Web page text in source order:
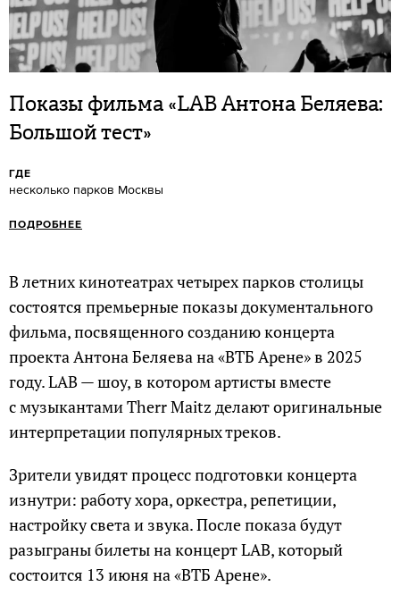
Показы фильма «LAB Антона Беляева:
Большой тест»
ГДЕ
несколько парков Москвы
ПОДРОБНЕЕ
В летних кинотеатрах четырех парков столицы
состоятся премьерные показы документального
фильма, посвященного созданию концерта
проекта Антона Беляева на «ВТБ Арене» в 2025
году. LAB — шоу, в котором артисты вместе
с музыкантами Therr Maitz делают оригинальные
интерпретации популярных треков.
Зрители увидят процесс подготовки концерта
изнутри: работу хора, оркестра, репетиции,
настройку света и звука. После показа будут
разыграны билеты на концерт LAB, который
состоится 13 июня на «ВТБ Арене».